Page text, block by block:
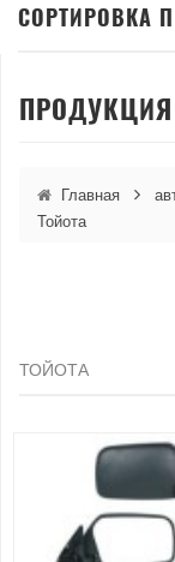
СОРТИРОВКА
ПРОДУКЦИЯ
Главная
Тойота
ТОЙОТА